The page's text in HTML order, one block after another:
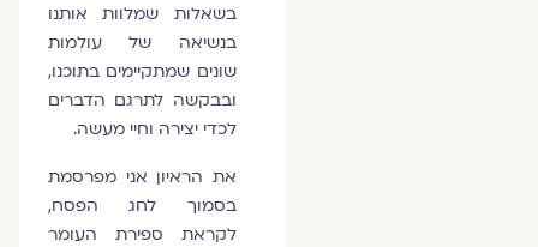
בשאלות שמלוות אותנו
בנשיאה של עולמות
שונים שמתקיימים בתוכנו,
ובבקשה לתרגם הדברים
לכדי יצירה וחיי מעשה.
את הראיון אני מפרסמת
בסמוך לחג הפסח,
לקראת ספירת העומר